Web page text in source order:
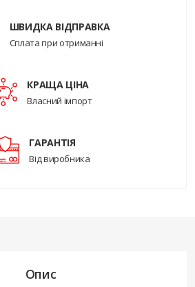
ШВИДКА ВІДПРАВКА
Сплата при отриманні
КРАЩА ЦІНА
Власний імпорт
ГАРАНТІЯ
Від виробника
Опис